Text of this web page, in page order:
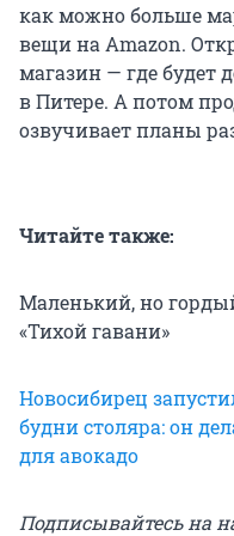
как можно больше
вещи на Amazon.
магазин — где будет
в Питере. А потом
озвучивает планы
Читайте также:
Маленький, но
«Тихой гавани»
Новосибирец
будни столяра: он
для авокадо
Подписывайтесь на